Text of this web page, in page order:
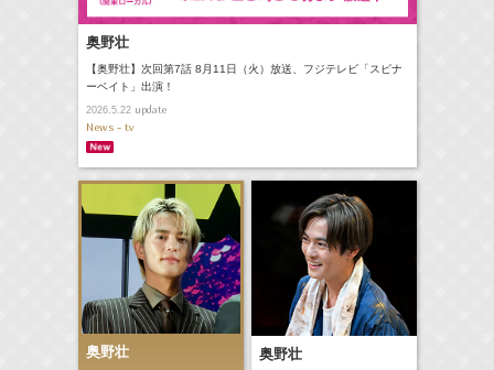
奥野壮
【奥野壮】次回第7話 8月11日（火）放送、フジテレビ「スピナ
ーベイト」出演！
2026.5.22update
News - tv
奥野壮 奥野壮